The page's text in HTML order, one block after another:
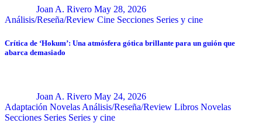
Joan A. Rivero May 28, 2026
Análisis/Reseña/Review Cine Secciones Series y cine
Crítica de ‘Hokum’: Una atmósfera gótica brillante para un guión que
abarca demasiado
Joan A. Rivero May 24, 2026
Adaptación Novelas Análisis/Reseña/Review Libros Novelas
Secciones Series Series y cine